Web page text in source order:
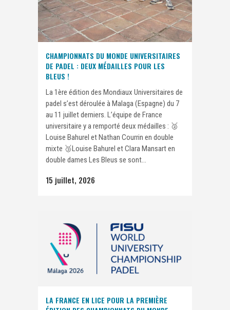
CHAMPIONNATS DU MONDE UNIVERSITAIRES
DE PADEL : DEUX MÉDAILLES POUR LES
BLEUS !
La 1ère édition des Mondiaux Universitaires de
padel s’est déroulée à Malaga (Espagne) du 7
au 11 juillet derniers. L’équipe de France
universitaire y a remporté deux médailles : 🥈
Louise Bahurel et Nathan Courrin en double
mixte 🥉Louise Bahurel et Clara Mansart en
double dames Les Bleus se sont...
15 juillet, 2026
LA FRANCE EN LICE POUR LA PREMIÈRE